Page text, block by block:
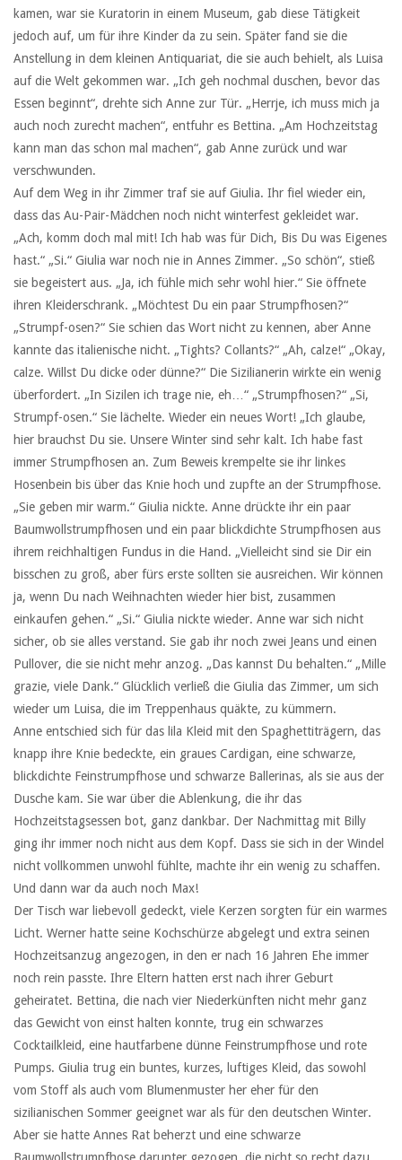
kamen, war sie Kuratorin in einem Museum, gab diese Tätigkeit
jedoch auf, um für ihre Kinder da zu sein. Später fand sie die
Anstellung in dem kleinen Antiquariat, die sie auch behielt, als Luisa
auf die Welt gekommen war. „Ich geh nochmal duschen, bevor das
Essen beginnt“, drehte sich Anne zur Tür. „Herrje, ich muss mich ja
auch noch zurecht machen“, entfuhr es Bettina. „Am Hochzeitstag
kann man das schon mal machen“, gab Anne zurück und war
verschwunden.
Auf dem Weg in ihr Zimmer traf sie auf Giulia. Ihr fiel wieder ein,
dass das Au-Pair-Mädchen noch nicht winterfest gekleidet war.
„Ach, komm doch mal mit! Ich hab was für Dich, Bis Du was Eigenes
hast.“ „Si.“ Giulia war noch nie in Annes Zimmer. „So schön“, stieß
sie begeistert aus. „Ja, ich fühle mich sehr wohl hier.“ Sie öffnete
ihren Kleiderschrank. „Möchtest Du ein paar Strumpfhosen?“
„Strumpf-osen?“ Sie schien das Wort nicht zu kennen, aber Anne
kannte das italienische nicht. „Tights? Collants?“ „Ah, calze!“ „Okay,
calze. Willst Du dicke oder dünne?“ Die Sizilianerin wirkte ein wenig
überfordert. „In Sizilen ich trage nie, eh…“ „Strumpfhosen?“ „Si,
Strumpf-osen.“ Sie lächelte. Wieder ein neues Wort! „Ich glaube,
hier brauchst Du sie. Unsere Winter sind sehr kalt. Ich habe fast
immer Strumpfhosen an. Zum Beweis krempelte sie ihr linkes
Hosenbein bis über das Knie hoch und zupfte an der Strumpfhose.
„Sie geben mir warm.“ Giulia nickte. Anne drückte ihr ein paar
Baumwollstrumpfhosen und ein paar blickdichte Strumpfhosen aus
ihrem reichhaltigen Fundus in die Hand. „Vielleicht sind sie Dir ein
bisschen zu groß, aber fürs erste sollten sie ausreichen. Wir können
ja, wenn Du nach Weihnachten wieder hier bist, zusammen
einkaufen gehen.“ „Si.“ Giulia nickte wieder. Anne war sich nicht
sicher, ob sie alles verstand. Sie gab ihr noch zwei Jeans und einen
Pullover, die sie nicht mehr anzog. „Das kannst Du behalten.“ „Mille
grazie, viele Dank.“ Glücklich verließ die Giulia das Zimmer, um sich
wieder um Luisa, die im Treppenhaus quäkte, zu kümmern.
Anne entschied sich für das lila Kleid mit den Spaghettiträgern, das
knapp ihre Knie bedeckte, ein graues Cardigan, eine schwarze,
blickdichte Feinstrumpfhose und schwarze Ballerinas, als sie aus der
Dusche kam. Sie war über die Ablenkung, die ihr das
Hochzeitstagsessen bot, ganz dankbar. Der Nachmittag mit Billy
ging ihr immer noch nicht aus dem Kopf. Dass sie sich in der Windel
nicht vollkommen unwohl fühlte, machte ihr ein wenig zu schaffen.
Und dann war da auch noch Max!
Der Tisch war liebevoll gedeckt, viele Kerzen sorgten für ein warmes
Licht. Werner hatte seine Kochschürze abgelegt und extra seinen
Hochzeitsanzug angezogen, in den er nach 16 Jahren Ehe immer
noch rein passte. Ihre Eltern hatten erst nach ihrer Geburt
geheiratet. Bettina, die nach vier Niederkünften nicht mehr ganz
das Gewicht von einst halten konnte, trug ein schwarzes
Cocktailkleid, eine hautfarbene dünne Feinstrumpfhose und rote
Pumps. Giulia trug ein buntes, kurzes, luftiges Kleid, das sowohl
vom Stoff als auch vom Blumenmuster her eher für den
sizilianischen Sommer geeignet war als für den deutschen Winter.
Aber sie hatte Annes Rat beherzt und eine schwarze